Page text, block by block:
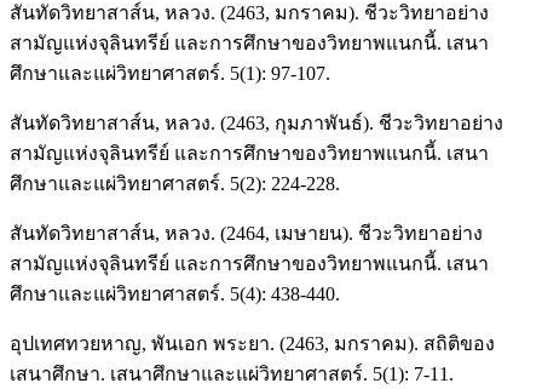
สันทัดวิทยาสาส์น, หลวง. (2463, มกราคม). ชีวะวิทยาอย่าง
สามัญแห่งจุลินทรีย์ และการศึกษาของวิทยาพแนกนี้. เสนา
ศึกษาและแผ่วิทยาศาสตร์. 5(1): 97-107.
สันทัดวิทยาสาส์น, หลวง. (2463, กุมภาพันธ์). ชีวะวิทยาอย่าง
สามัญแห่งจุลินทรีย์ และการศึกษาของวิทยาพแนกนี้. เสนา
ศึกษาและแผ่วิทยาศาสตร์. 5(2): 224-228.
สันทัดวิทยาสาส์น, หลวง. (2464, เมษายน). ชีวะวิทยาอย่าง
สามัญแห่งจุลินทรีย์ และการศึกษาของวิทยาพแนกนี้. เสนา
ศึกษาและแผ่วิทยาศาสตร์. 5(4): 438-440.
อุปเทศทวยหาญ, พันเอก พระยา. (2463, มกราคม). สถิติของ
เสนาศึกษา. เสนาศึกษาและแผ่วิทยาศาสตร์. 5(1): 7-11.